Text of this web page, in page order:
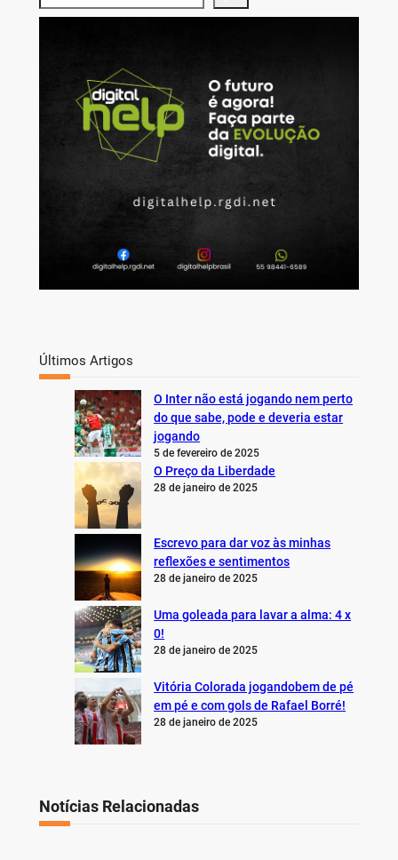
e
Últimos Artigos
O Inter não está jogando nem perto
do que sabe, pode e deveria estar
jogando
5 de fevereiro de 2025
O Preço da Liberdade
28 de janeiro de 2025
Escrevo para dar voz às minhas
reflexões e sentimentos
28 de janeiro de 2025
Uma goleada para lavar a alma: 4 x
0!
28 de janeiro de 2025
Vitória Colorada jogandobem de pé
em pé e com gols de Rafael Borré!
28 de janeiro de 2025
Notícias Relacionadas